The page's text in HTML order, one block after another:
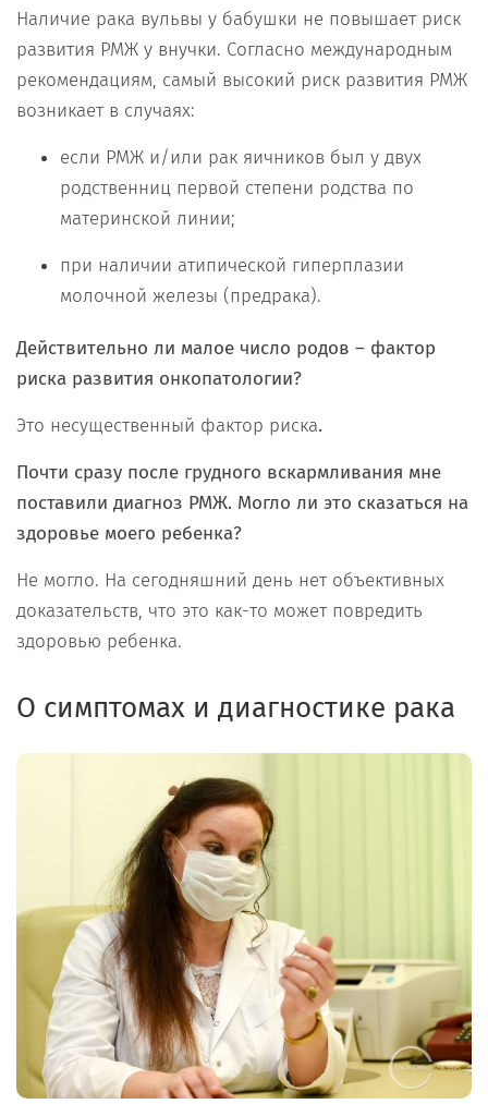
Наличие рака вульвы у бабушки не повышает риск
развития РМЖ у внучки. Согласно международным
рекомендациям, самый высокий риск развития РМЖ
возникает в случаях:
если РМЖ и/или рак яичников был у двух
родственниц первой степени родства по
материнской линии;
при наличии атипической гиперплазии
молочной железы (предрака).
Действительно ли малое число родов – фактор
риска развития онкопатологии?
Это несущественный фактор риска.
Почти сразу после грудного вскармливания мне
поставили диагноз РМЖ. Могло ли это сказаться на
здоровье моего ребенка?
Не могло. На сегодняшний день нет объективных
доказательств, что это как-то может повредить
здоровью ребенка.
О симптомах и диагностике рака